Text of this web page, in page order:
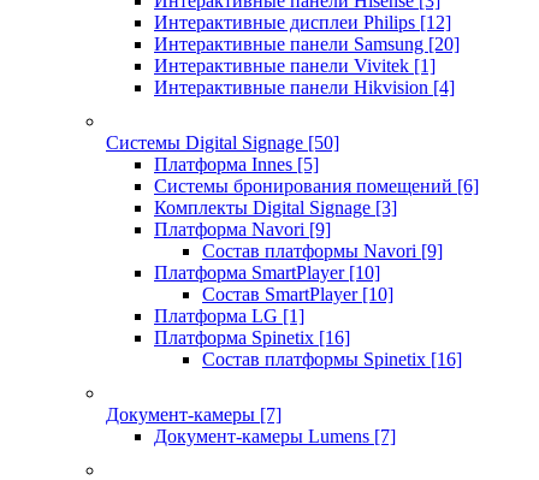
Интерактивные дисплеи Philips [12]
Интерактивные панели Samsung [20]
Интерактивные панели Vivitek [1]
Интерактивные панели Hikvision [4]
Системы Digital Signage [50]
Платформа Innes [5]
Системы бронирования помещений [6]
Комплекты Digital Signage [3]
Платформа Navori [9]
Состав платформы Navori [9]
Платформа SmartPlayer [10]
Состав SmartPlayer [10]
Платформа LG [1]
Платформа Spinetix [16]
Состав платформы Spinetix [16]
Документ-камеры [7]
Документ-камеры Lumens [7]